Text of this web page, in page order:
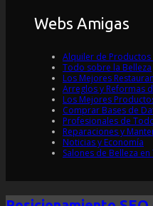
Webs Amigas
Alquiler de
Todo sobre la Belleza
Los Mejores
Arreglos y Reformas
Los Mejores
Comprar Bases de
Profesionales de
Reparaciones y
Noticias y Economía
Salones de Belleza